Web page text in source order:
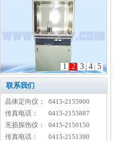
1 2 3 4 5
联系我们
晶体定向仪：
0415-2155900
传真电话：
0415-2155887
无损探伤仪：
0415-2150150
传真电话：
0415-2151390